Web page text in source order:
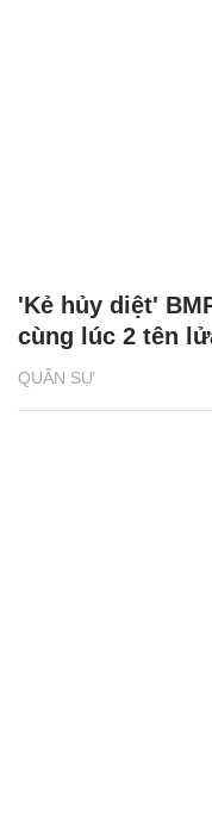
QUÂN SỰ
'Kẻ hủy diệt'
cùng lúc 2 tên